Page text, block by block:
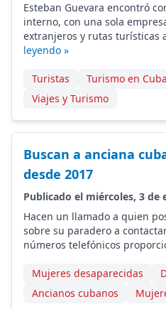
Esteban Guevara encontró
interno, con una sola
extranjeros y rutas turísticas
leyendo »
Turistas Turismo en Cuba
Viajes y Turismo
Buscan a anciana
desde 2017
Publicado el miércoles, 3 de
Hacen un llamado a quien
sobre su paradero a
números telefónicos
Mujeres desaparecidas
Ancianos cubanos